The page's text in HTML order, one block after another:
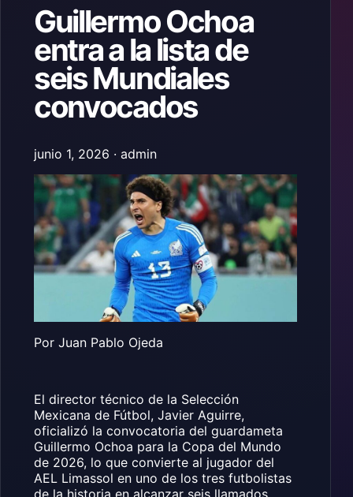
Guillermo Ochoa
entra a la lista de
seis Mundiales
convocados
junio 1, 2026 · admin
Por Juan Pablo Ojeda
El director técnico de la Selección
Mexicana de Fútbol, Javier Aguirre,
oficializó la convocatoria del guardameta
Guillermo Ochoa para la Copa del Mundo
de 2026, lo que convierte al jugador del
AEL Limassol en uno de los tres futbolistas